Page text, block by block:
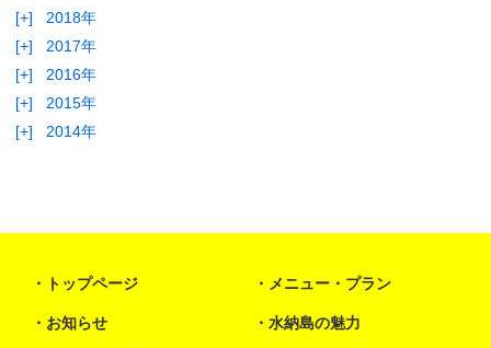
[+]
2018年
[+]
2017年
[+]
2016年
[+]
2015年
[+]
2014年
トップページ メニュー・プラン
お知らせ 水納島の魅力